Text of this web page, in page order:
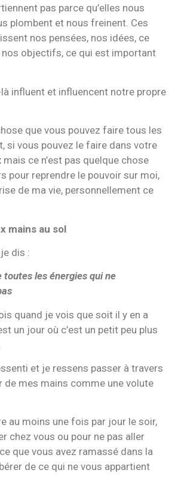
pas parce qu’elles nous
plombent et nous freinent. Ces
nos pensées, nos idées, ce
nos objectifs, ce qui est important
influent et influencent notre propre
que vous pouvez faire tous les
si vous pouvez le faire dans votre
mais ce n’est pas quelque chose
pour reprendre le pouvoir sur moi,
de ma vie, personnellement ce
mains au sol
dis :
toutes les énergies qui ne
quand je vois que soit il y en a
un jour où c’est un petit peu plus
et je ressens passer à travers
de mes mains comme une volute
au moins une fois par jour le soir,
chez vous ou pour ne pas aller
que vous avez ramassé dans la
de ce qui ne vous appartient